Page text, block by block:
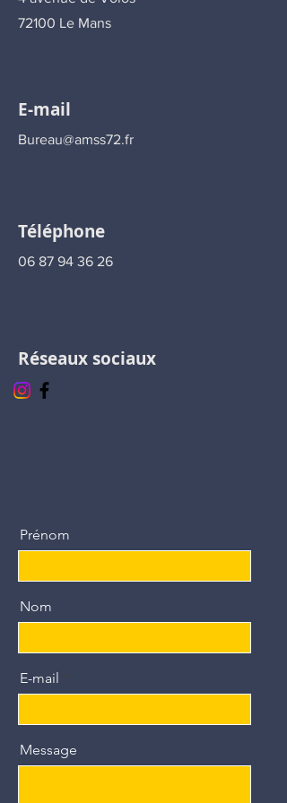
acceptation.
72100 Le Mans
E-mail
Bureau@amss72.fr
Téléphone
06 87 94 36 26
Réseaux sociaux
Prénom
Nom
E-mail
Message